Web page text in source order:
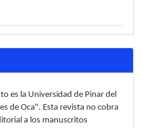
es la Universidad de Pinar del
de Oca". Esta revista no cobra
a los manuscritos